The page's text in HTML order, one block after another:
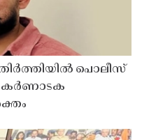
പൊലീസ്
കർണാടക